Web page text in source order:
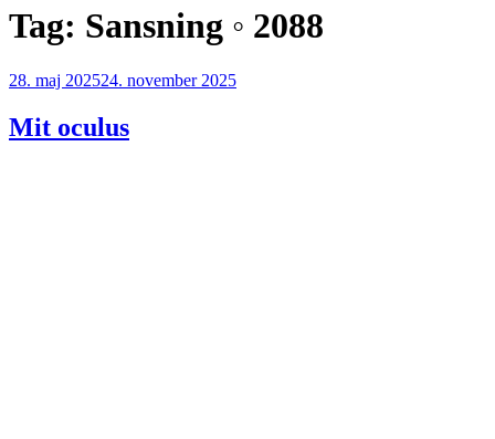
Tag: Sansning ◦ 2088
Udgivet
28. maj 202524. november 2025
Mit oculus